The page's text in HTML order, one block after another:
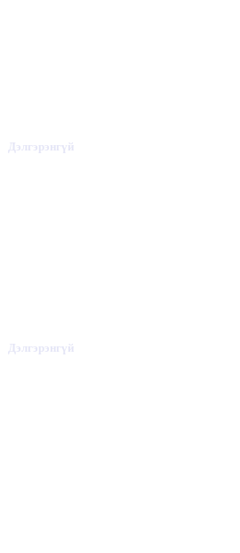
Дэлгэрэнгүй
Дэлгэрэнгүй